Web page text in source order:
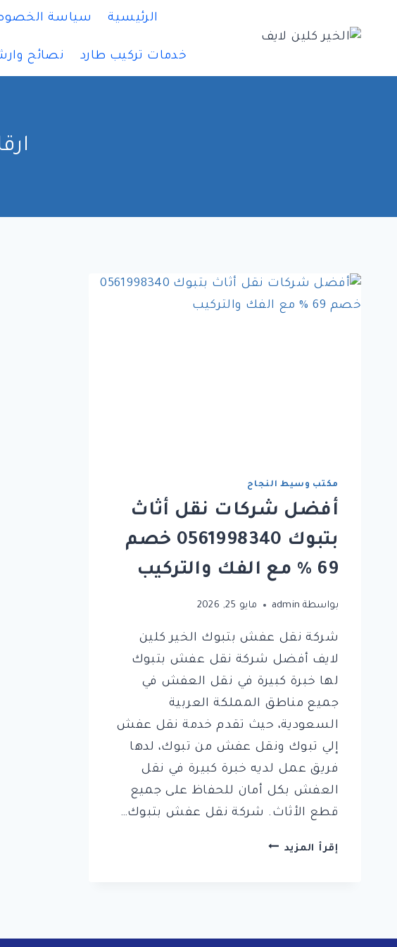
الرئيسية سياسة
خدمات تركيب طارد نصائح
مكتب وسيط النجاح
أفضل شركات نقل أثاث
بتبوك 0561998340 خصم
69 % مع الفك والتركيب
بواسطة admin مايو 25, 2026
شركة نقل عفش بتبوك الخير كلين
لايف أفضل شركة نقل عفش بتبوك
لها خبرة كبيرة في نقل العفش في
جميع مناطق المملكة العربية
السعودية، حيث تقدم خدمة نقل عفش
إلي تبوك ونقل عفش من تبوك، لدها
فريق عمل لديه خبرة كبيرة في نقل
العفش بكل أمان للحفاظ على جميع
قطع الأثاث. شركة نقل عفش بتبوك…
إقرأ المزيد أفضل